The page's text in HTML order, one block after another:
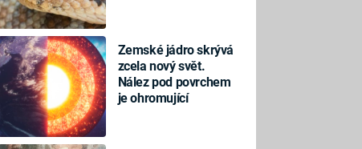
Zemské jádro skrývá
zcela nový svět.
Nález pod povrchem
je ohromující